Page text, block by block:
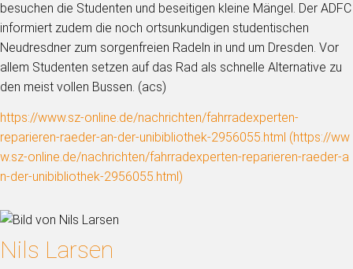
besuchen die Studenten und beseitigen kleine Mängel. Der ADFC
informiert zudem die noch ortsunkundigen studentischen
Neudresdner zum sorgenfreien Radeln in und um Dresden. Vor
allem Studenten setzen auf das Rad als schnelle Alternative zu
den meist vollen Bussen. (acs)
https://www.sz-online.de/nachrichten/fahrradexperten-
reparieren-raeder-an-der-unibibliothek-2956055.html (https://ww
w.sz-online.de/nachrichten/fahrradexperten-reparieren-raeder-a
n-der-unibibliothek-2956055.html )
Nils Larsen